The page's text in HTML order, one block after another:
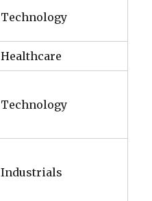
Technology
Healthcare
Technology
Industrials